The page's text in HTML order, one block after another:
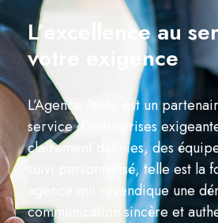
L’excellence au
votre exigence
L’Agence Texto est un
service d’entreprises
clairement définies, des
suivi personnalisé, telle est la
agence qui revendique une
communication sincère et